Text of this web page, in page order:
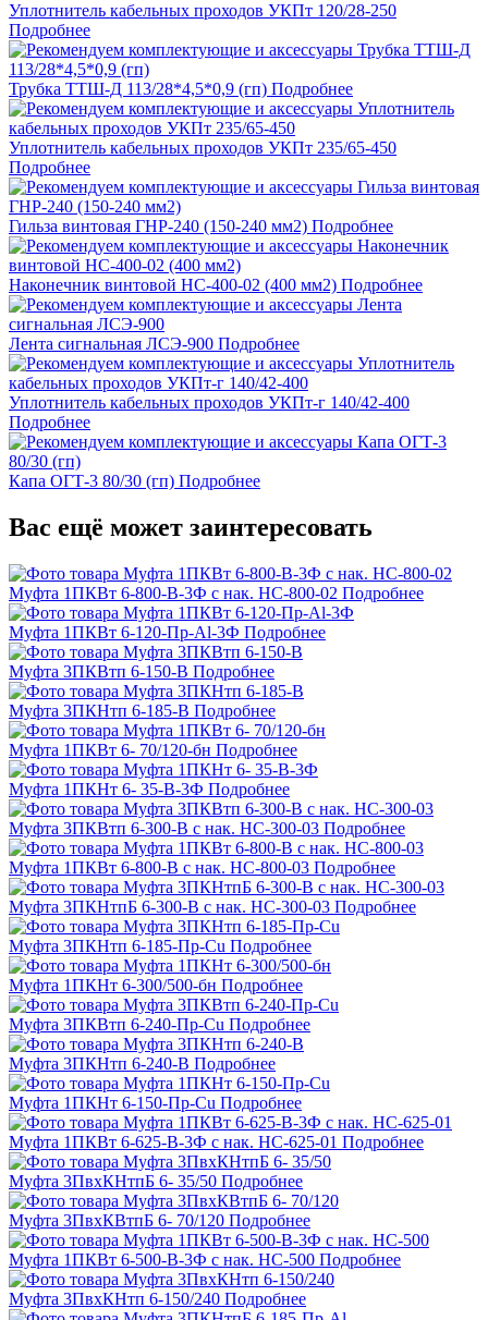
Уплотнитель кабельных проходов УКПт 120/28-250
Подробнее
Трубка ТТШ-Д 113/28*4,5*0,9 (гп) Подробнее
Уплотнитель кабельных проходов УКПт 235/65-450
Подробнее
Гильза винтовая ГНР-240 (150-240 мм2) Подробнее
Наконечник винтовой НС-400-02 (400 мм2) Подробнее
Лента сигнальная ЛСЭ-900 Подробнее
Уплотнитель кабельных проходов УКПт-г 140/42-400
Подробнее
Капа ОГТ-3 80/30 (гп) Подробнее
Вас ещё может заинтересовать
Муфта 1ПКВт 6-800-В-3Ф с нак. НС-800-02 Подробнее
Муфта 1ПКВт 6-120-Пр-Al-3Ф Подробнее
Муфта 3ПКВтп 6-150-В Подробнее
Муфта 3ПКНтп 6-185-В Подробнее
Муфта 1ПКВт 6- 70/120-бн Подробнее
Муфта 1ПКНт 6- 35-В-3Ф Подробнее
Муфта 3ПКВтп 6-300-В с нак. НС-300-03 Подробнее
Муфта 1ПКВт 6-800-В с нак. НС-800-03 Подробнее
Муфта 3ПКНтпБ 6-300-В с нак. НС-300-03 Подробнее
Муфта 3ПКНтп 6-185-Пр-Cu Подробнее
Муфта 1ПКНт 6-300/500-бн Подробнее
Муфта 3ПКВтп 6-240-Пр-Cu Подробнее
Муфта 3ПКНтп 6-240-В Подробнее
Муфта 1ПКНт 6-150-Пр-Cu Подробнее
Муфта 1ПКВт 6-625-В-3Ф с нак. НС-625-01 Подробнее
Муфта 3ПвхКНтпБ 6- 35/50 Подробнее
Муфта 3ПвхКВтпБ 6- 70/120 Подробнее
Муфта 1ПКВт 6-500-В-3Ф с нак. НС-500 Подробнее
Муфта 3ПвхКНтп 6-150/240 Подробнее